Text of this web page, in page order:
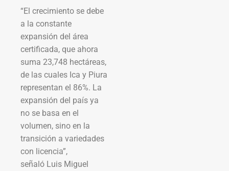
“El crecimiento se debe
a la constante
expansión del área
certificada, que ahora
suma 23,748 hectáreas,
de las cuales Ica y Piura
representan el 86%. La
expansión del país ya
no se basa en el
volumen, sino en la
transición a variedades
con licencia”,
señaló Luis Miguel